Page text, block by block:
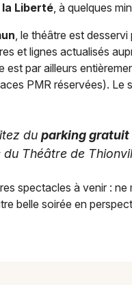
Liberté, à quelques
, le théâtre est
et lignes actualisés
est par ailleurs
PMR réservées). Le
du parking gratuit
Théâtre de
spectacles à venir : ne
belle soirée en